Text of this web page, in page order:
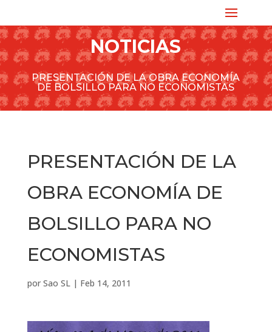
NOTICIAS
PRESENTACIÓN DE LA OBRA ECONOMÍA
DE BOLSILLO PARA NO ECONOMISTAS
PRESENTACIÓN DE LA
OBRA ECONOMÍA DE
BOLSILLO PARA NO
ECONOMISTAS
por Sao SL| Feb 14, 2011